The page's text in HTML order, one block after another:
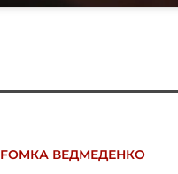
FОMКА ВЕДМЕДЕНКО